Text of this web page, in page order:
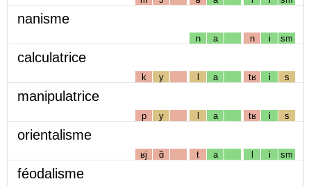
nanisme
n a n i sm
calculatrice
k y l a tʁ i s
manipulatrice
p y l a tʁ i s
orientalisme
ʁj ɑ̃ t a l i sm
féodalisme